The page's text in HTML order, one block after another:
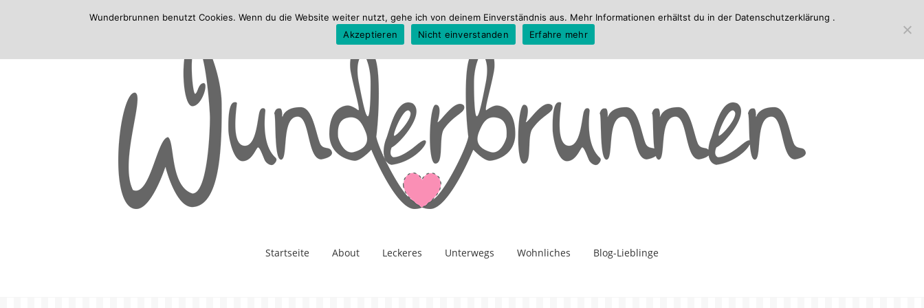
Startseite About Leckeres Unterwegs Wohnliches Blog-Lieblinge
Wunderbrunnen benutzt Cookies. Wenn du die Website weiter nutzt, gehe ich von deinem Einverständnis aus. Mehr Informationen erhältst du in der Datenschutzerklärung .
Akzeptieren
Nicht einverstanden Erfahre mehr